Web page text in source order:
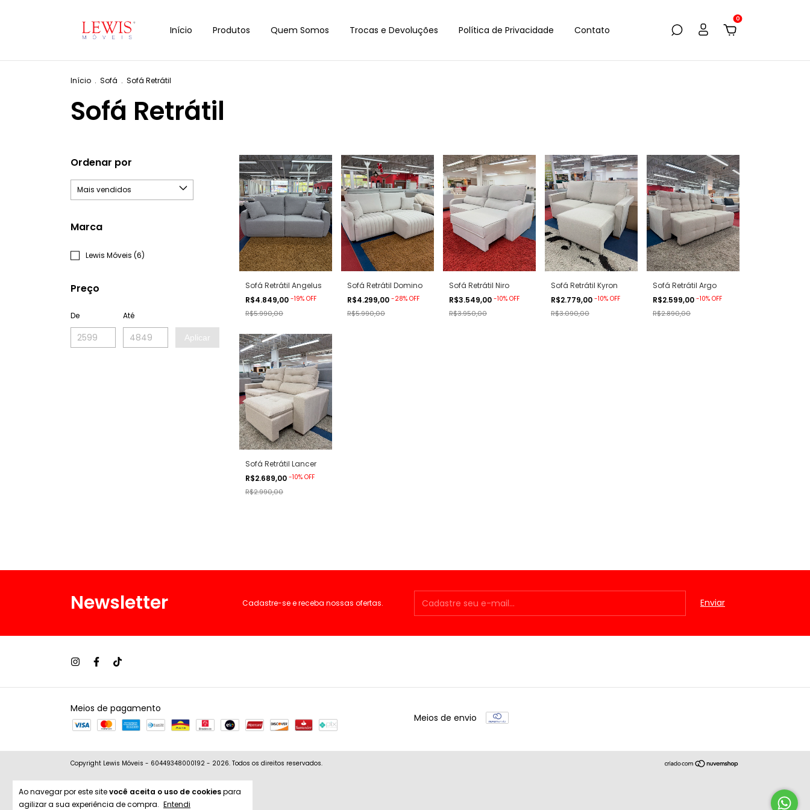
Início Produtos Quem Somos Trocas e Devoluções Política de Privacidade Contato
0
Ao navegar por este sitevocê aceita o uso de cookiespara
agilizar a sua experiência de compra. Entendi
Início . Sofá . Sofá Retrátil
Sofá Retrátil
Ordenar por
Marca
Lewis Móveis (6)
Preço
De Até
Aplicar
Sofá Retrátil Angelus
R$4.849,00 -19% OFF
R$5.990,00
Sofá Retrátil Domino
R$4.299,00 -28% OFF
R$5.990,00
Sofá Retrátil Niro
R$3.549,00 -10% OFF
R$3.950,00
Sofá Retrátil Kyron
R$2.779,00 -10% OFF
R$3.090,00
Sofá Retrátil Argo
R$2.599,00 -10% OFF
R$2.890,00
Sofá Retrátil Lancer
R$2.689,00 -10% OFF
R$2.990,00
Newsletter Cadastre-se e receba nossas ofertas.
Meios de pagamento
Meios de envio
Copyright Lewis Móveis - 60449348000192 - 2026. Todos os direitos reservados.